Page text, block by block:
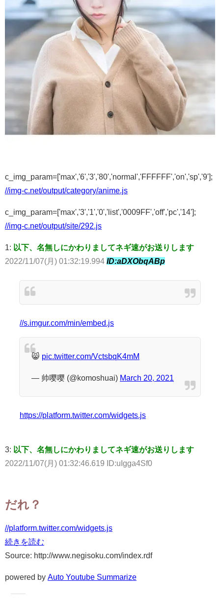
c_img_param=['max','6','3','80','normal','FFFFFF','on','sp','9'];
//img-c.net/output/category/anime.js
c_img_param=['max','3','1','0','list','0009FF','off','pc','14'];
//img-c.net/output/site/292.js
1: 以下、名無しにかわりましてネギ速がお送りします
2022/11/07(月) 01:32:19.994 ID:aDXObqABp
//s.imgur.com/min/embed.js
😸 pic.twitter.com/VctsbqK4mM
— 帅嘤嘤 (@komoshuai) March 20, 2021
https://platform.twitter.com/widgets.js
3: 以下、名無しにかわりましてネギ速がお送りします
2022/11/07(月) 01:32:46.619 ID:uIgga4Sf0
だれ？
//platform.twitter.com/widgets.js
続きを読む
Source: http://www.negisoku.com/index.rdf
powered by Auto Youtube Summarize